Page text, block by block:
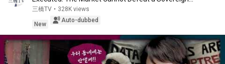
Currenc...
三橋TV • 328K views
New
Auto-dubbed